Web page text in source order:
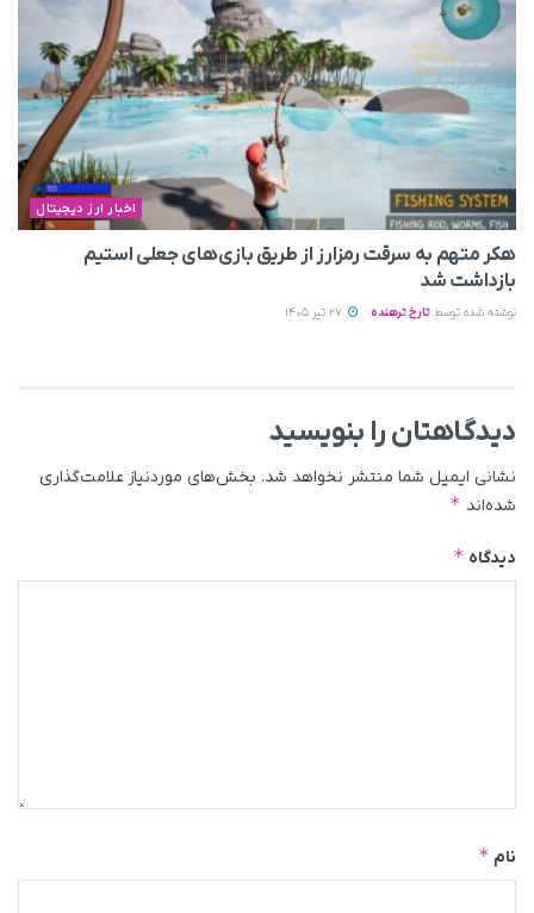
اخبار ارز دیجیتال
هکر متهم به سرقت رمزارز از طریق بازی‌های جعلی استیم
بازداشت شد
نوشته شده توسط تارخ ترهنده
دیدگاهتان را بنویسید
نشانی ایمیل شما منتشر نخواهد شد. بخش‌های موردنیاز علامت‌گذاری
شده‌اند *
دیدگاه *
نام *